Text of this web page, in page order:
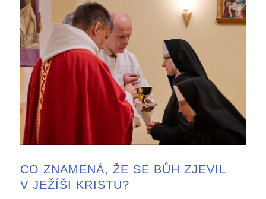
CO ZNAMENÁ, ŽE SE BŮH ZJEVIL
V JEŽÍŠI KRISTU?